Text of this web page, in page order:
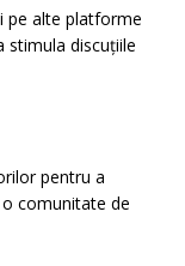
pe alte platforme
stimula discuțiile
pentru a
comunitate de